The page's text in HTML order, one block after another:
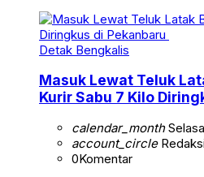
Detak Bengkalis
Masuk Lewat Teluk
Kurir Sabu 7 Kilo
calendar_month
account_circleRedaksi
0Komentar